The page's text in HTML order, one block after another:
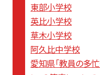
東部小学校
英比小学校
草木小学校
阿久比中学校
愛知県「教員の多